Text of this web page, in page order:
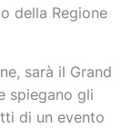
della Regione
sarà il Grand
spiegano gli
di un evento